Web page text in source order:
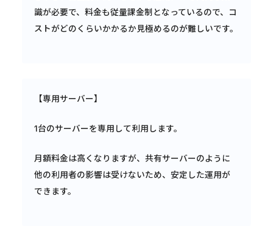
識が必要で、料金も従量課金制となっているので、コ
ストがどのくらいかかるか見極めるのが難しいです。
【専用サーバー】
1台のサーバーを専用して利用します。
月額料金は高くなりますが、共有サーバーのように
他の利用者の影響は受けないため、安定した運用が
できます。